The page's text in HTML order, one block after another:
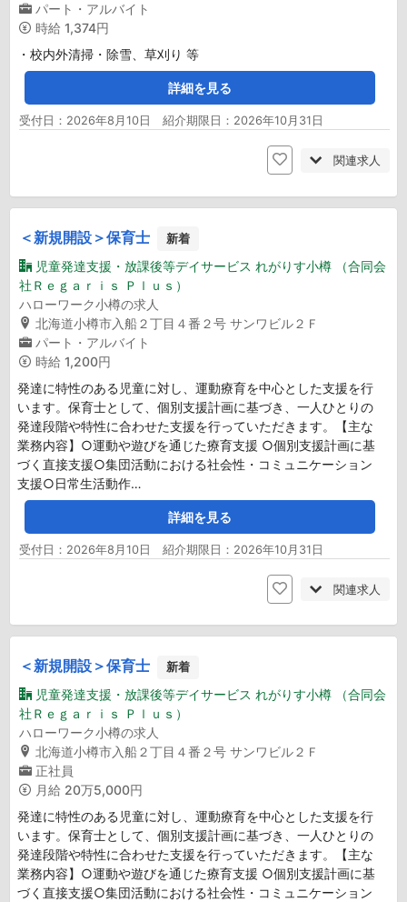
パート・アルバイト
時給 1,374円
・校内外清掃・除雪、草刈り 等
詳細を見る
受付日：2026年8月10日 紹介期限日：2026年10月31日
関連求人
＜新規開設＞保育士 新着
児童発達支援・放課後等デイサービス れがりす小樽 （合同会
社Ｒｅｇａｒｉｓ Ｐｌｕｓ）
ハローワーク小樽の求人
北海道小樽市入船２丁目４番２号 サンワビル２Ｆ
パート・アルバイト
時給 1,200円
発達に特性のある児童に対し、運動療育を中心とした支援を行
います。保育士として、個別支援計画に基づき、一人ひとりの
発達段階や特性に合わせた支援を行っていただきます。【主な
業務内容】○運動や遊びを通じた療育支援 ○個別支援計画に基
づく直接支援○集団活動における社会性・コミュニケーション
支援○日常生活動作…
詳細を見る
受付日：2026年8月10日 紹介期限日：2026年10月31日
関連求人
＜新規開設＞保育士 新着
児童発達支援・放課後等デイサービス れがりす小樽 （合同会
社Ｒｅｇａｒｉｓ Ｐｌｕｓ）
ハローワーク小樽の求人
北海道小樽市入船２丁目４番２号 サンワビル２Ｆ
正社員
月給 20万5,000円
発達に特性のある児童に対し、運動療育を中心とした支援を行
います。保育士として、個別支援計画に基づき、一人ひとりの
発達段階や特性に合わせた支援を行っていただきます。【主な
業務内容】○運動や遊びを通じた療育支援 ○個別支援計画に基
づく直接支援○集団活動における社会性・コミュニケーション